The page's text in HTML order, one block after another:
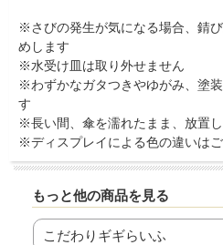
※さびの発生が気になる場合、錆
めします
※水受け皿は取り外せません
※わずかなガタつきやゆがみ、塗
す
※長い間、傘を濡れたまま、放置し
※ディスプレイによる色の違いは
もっと他の商品を見る
こだわりギギらいふ